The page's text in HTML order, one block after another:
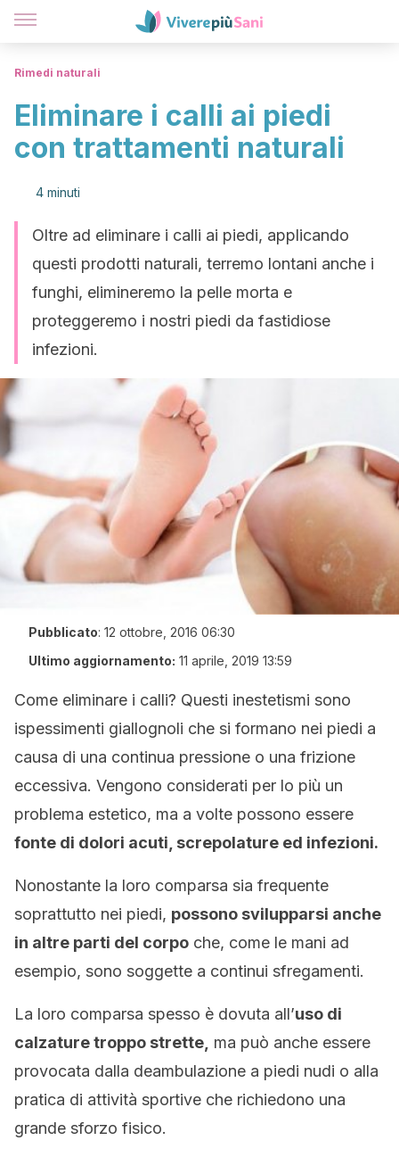
Rimedi naturali
Eliminare i calli ai piedi
con trattamenti naturali
4 minuti
Oltre ad eliminare i calli ai piedi, applicando
questi prodotti naturali, terremo lontani anche i
funghi, elimineremo la pelle morta e
proteggeremo i nostri piedi da fastidiose
infezioni.
Pubblicato: 12 ottobre, 2016 06:30
Ultimo aggiornamento: 11 aprile, 2019 13:59
Come eliminare i calli? Questi inestetismi sono
ispessimenti giallognoli che si formano nei piedi a
causa di una continua pressione o una frizione
eccessiva. Vengono considerati per lo più un
problema estetico, ma a volte possono essere
fonte di dolori acuti, screpolature ed infezioni.
Nonostante la loro comparsa sia frequente
soprattutto nei piedi, possono svilupparsi anche
in altre parti del corpo che, come le mani ad
esempio, sono soggette a continui sfregamenti.
La loro comparsa spesso è dovuta all’uso di
calzature troppo strette, ma può anche essere
provocata dalla deambulazione a piedi nudi o alla
pratica di attività sportive che richiedono una
grande sforzo fisico.